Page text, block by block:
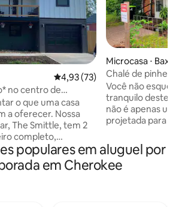
4,93 de uma avaliação média
4,93 (73)
no centro de
o que uma casa
a oferecer. Nossa
The Smittle, tem 2
completo,
família de 4 pessoas
Estacione na
carro e aproveite
Microcasa ⋅
Chalé de pinheiro
Você não
tranquilo deste
não é apenas um
projetada para
66, oferece
fora da rua. Acomoda 6 pessoas. Tem
uma cama queen
populares em aluguel por
em Cherokee